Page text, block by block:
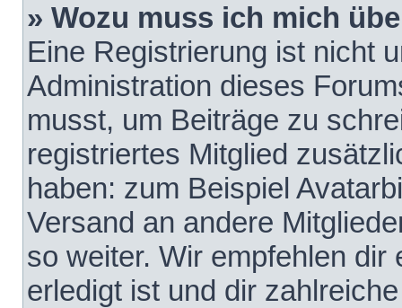
» Wozu muss ich mich
Eine Registrierung ist nicht
Administration dieses
musst, um Beiträge zu
registriertes Mitglied
haben: zum Beispiel
Versand an andere
so weiter. Wir empfehlen
erledigt ist und dir